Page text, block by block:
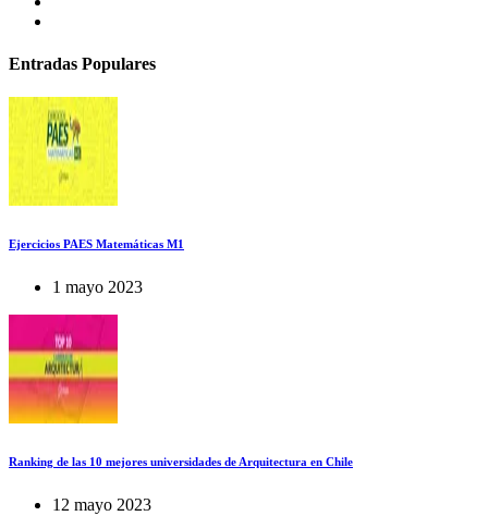
Entradas Populares
Ejercicios PAES Matemáticas M1
1 mayo 2023
Ranking de las 10 mejores universidades de Arquitectura en Chile
12 mayo 2023